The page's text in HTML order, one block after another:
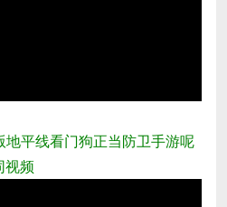
平线看门狗正当防卫手游呢
视频